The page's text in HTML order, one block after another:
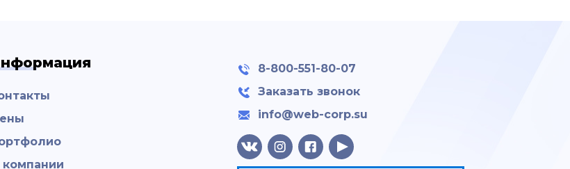
8-800-551-80-07
Заказать звонок
info@web-corp.su